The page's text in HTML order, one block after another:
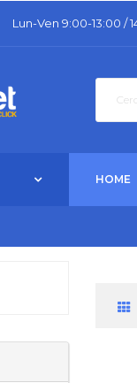
Lun-Ven 9:00-13:00 /
HOME